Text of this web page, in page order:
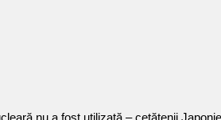
nu a fost utilizată – cetățenii